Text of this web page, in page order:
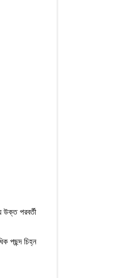
উক্ত পরবর্তী
পছন্দ চিহ্ন